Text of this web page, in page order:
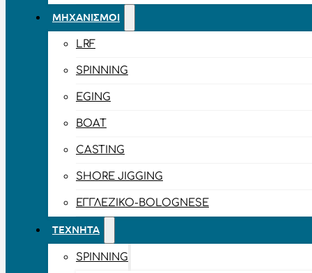
ΜΗΧΑΝΙΣΜΟΊ
LRF
SPINNING
EGING
BOAT
CASTING
SHORE JIGGING
ΕΓΓΛΈΖΙΚΟ-BOLOGNESE
ΤΕΧΝΗΤΆ
SPINNING